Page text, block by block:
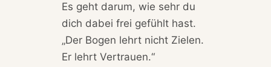
Es geht darum, wie sehr du
dich dabei frei gefühlt hast.
„Der Bogen lehrt nicht Zielen.
Er lehrt Vertrauen.“